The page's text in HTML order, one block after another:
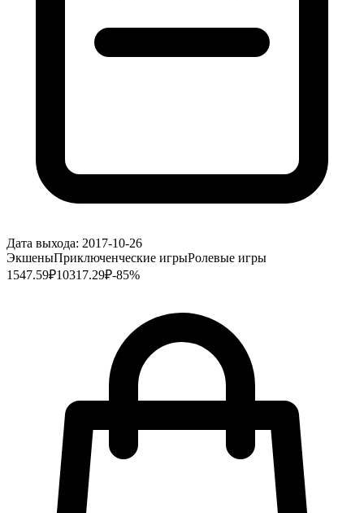
Дата выхода: 2017-10-26
ЭкшеныПриключенческие игрыРолевые игры
1547.59₽10317.29₽-85%